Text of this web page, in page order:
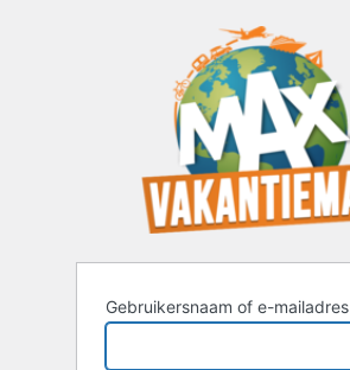
Gebruikersnaam of e-mailadres